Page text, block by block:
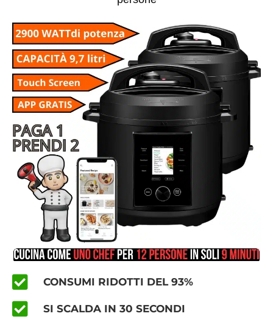
CONSUMI RIDOTTI DEL 93%
SI SCALDA IN 30 SECONDI